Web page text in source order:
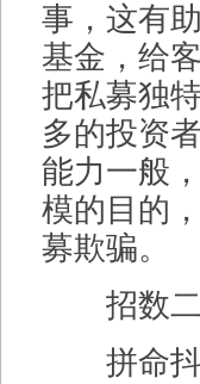
事，这有
基金，给
把私募独
多的投资
能力一般
模的目的
募欺骗。
招数二
拼命抖